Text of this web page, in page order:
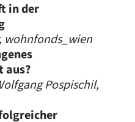
in der
wohnfonds_wien
aus?
Pospischil,